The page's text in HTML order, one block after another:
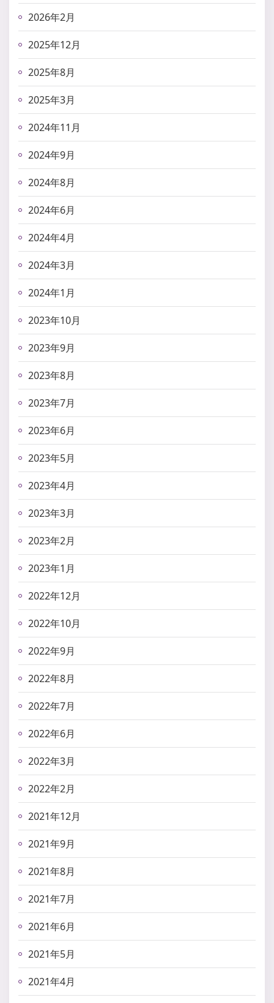
2026年2月
2025年12月
2025年8月
2025年3月
2024年11月
2024年9月
2024年8月
2024年6月
2024年4月
2024年3月
2024年1月
2023年10月
2023年9月
2023年8月
2023年7月
2023年6月
2023年5月
2023年4月
2023年3月
2023年2月
2023年1月
2022年12月
2022年10月
2022年9月
2022年8月
2022年7月
2022年6月
2022年3月
2022年2月
2021年12月
2021年9月
2021年8月
2021年7月
2021年6月
2021年5月
2021年4月